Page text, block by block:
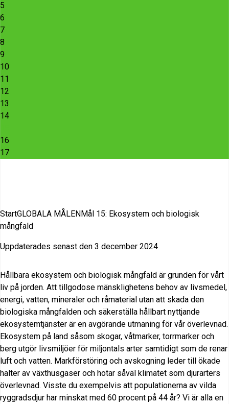
5
6
7
8
9
10
11
12
13
14
16
17
StartGLOBALA MÅLENMål 15: Ekosystem och biologisk
mångfald
Uppdaterades senast den 3 december 2024
Hållbara ekosystem och biologisk mångfald är grunden för vårt
liv på jorden. Att tillgodose mänsklighetens behov av livsmedel,
energi, vatten, mineraler och råmaterial utan att skada den
biologiska mångfalden och säkerställa hållbart nyttjande
ekosystemtjänster är en avgörande utmaning för vår överlevnad.
Ekosystem på land såsom skogar, våtmarker, torrmarker och
berg utgör livsmiljöer för miljontals arter samtidigt som de renar
luft och vatten. Markförstöring och avskogning leder till ökade
halter av växthusgaser och hotar såväl klimatet som djurarters
överlevnad. Visste du exempelvis att populationerna av vilda
ryggradsdjur har minskat med 60 procent på 44 år? Vi är alla en